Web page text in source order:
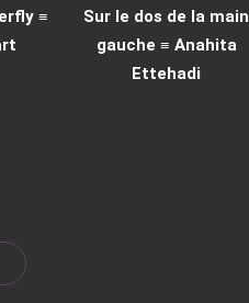
≡
Sur le dos de la main
gauche ≡ Anahita
Ettehadi